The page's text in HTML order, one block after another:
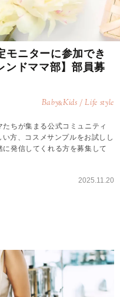
モニターに参加でき
ンドママ部】部員募
Baby&Kids / Life style
ちが集まる公式コミュニティ
方、コスメサンプルをお試しし
発信してくれる方を募集して
2025.11.20